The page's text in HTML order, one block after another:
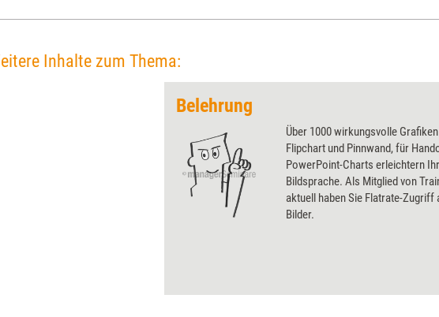
Inhalte zum Thema:
Belehrung
Über 1000 wirkungsvolle
Flipchart und Pinnwand, für
PowerPoint-Charts erleichtern
Bildsprache. Als Mitglied von
aktuell haben Sie Flatrate-Zugriff
Bilder.